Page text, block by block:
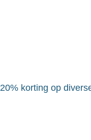
20% korting op